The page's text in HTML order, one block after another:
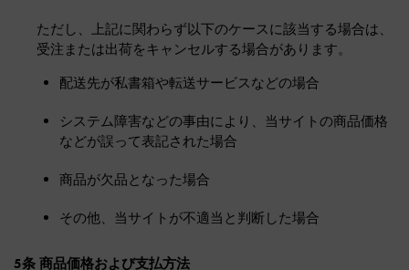
ただし、上記に関わらず以下のケースに該当する場合は、
受注または出荷をキャンセルする場合があります。
配送先が私書箱や転送サービスなどの場合
システム障害などの事由により、当サイトの商品価格
などが誤って表記された場合
商品が欠品となった場合
その他、当サイトが不適当と判断した場合
5条 商品価格および支払方法